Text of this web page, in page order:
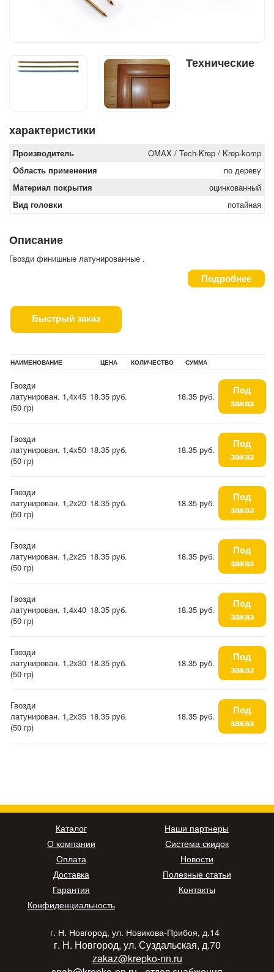
Технические
характеристики
Производитель
OMAX / Tech-Krep / Krep-komp
Область применения
по дереву
Материал покрытия
оцинкованный
Вид головки
потайная
Описание
Гвозди финишные латунированные .
Подробнее
Быстрый заказ
НАИМЕНОВАНИЕ ЦЕНА КОЛИЧЕСТВО СУММА
Гвозди
латунирован. 1,4х45
(50 гр)
18.35 руб. 18.35 руб.
Под
заказ
Гвозди
латунирован. 1,4х50
(50 гр)
18.35 руб. 18.35 руб.
Под
заказ
Гвозди
латунирован. 1,2х20
(50 гр)
18.35 руб. 18.35 руб.
Под
заказ
Гвозди
латунирован. 1,2х25
(50 гр)
18.35 руб. 18.35 руб.
Под
заказ
Гвозди
латунирован. 1,4х40
(50 гр)
18.35 руб. 18.35 руб.
Под
заказ
Гвозди
латунирован. 1,2х30
(50 гр)
18.35 руб. 18.35 руб.
Под
заказ
Гвозди
латунирован. 1,2х35
(50 гр)
18.35 руб. 18.35 руб.
Под
заказ
Каталог
О компании
Оплата
Доставка
Гарантия
Конфиденциальность
Наши партнеры
Система скидок
Новости
Полезные статьи
Контакты
г. Н. Новгород, ул. Новикова-Прибоя, д.14
г. Н. Новгород, ул. Суздальская, д.70
zakaz@krepko-nn.ru